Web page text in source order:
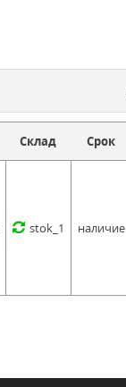
Склад Срок
stok_1 наличие